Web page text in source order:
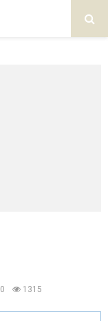
0 1315